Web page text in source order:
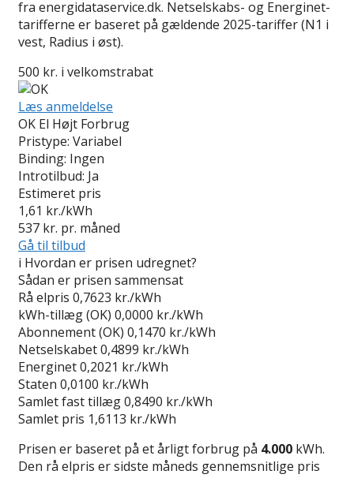
fra energidataservice.dk. Netselskabs- og Energinet-
tarifferne er baseret på gældende 2025-tariffer (N1 i
vest, Radius i øst).
500 kr. i velkomstrabat
Læs anmeldelse
OK El Højt Forbrug
Pristype: Variabel
Binding: Ingen
Introtilbud: Ja
Estimeret pris
1,61 kr./kWh
537 kr. pr. måned
Gå til tilbud
i Hvordan er prisen udregnet?
Sådan er prisen sammensat
Rå elpris 0,7623 kr./kWh
kWh-tillæg (OK) 0,0000 kr./kWh
Abonnement (OK) 0,1470 kr./kWh
Netselskabet0,4899 kr./kWh
Energinet0,2021 kr./kWh
Staten 0,0100 kr./kWh
Samlet fast tillæg0,8490 kr./kWh
Samlet pris 1,6113 kr./kWh
Prisen er baseret på et årligt forbrug på 4.000 kWh.
Den rå elpris er sidste måneds gennemsnitlige pris